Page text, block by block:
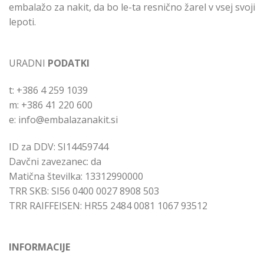
embalažo za nakit, da bo le-ta resnično žarel v vsej svoji
lepoti.
URADNI PODATKI
t: +386 4 259 1039
m: +386 41 220 600
e: info@embalazanakit.si
ID za DDV: SI14459744
Davčni zavezanec: da
Matična številka: 13312990000
TRR SKB: SI56 0400 0027 8908 503
TRR RAIFFEISEN: HR55 2484 0081 1067 93512
INFORMACIJE